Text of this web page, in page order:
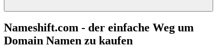
Nameshift.com - der einfache Weg um
Domain Namen zu kaufen